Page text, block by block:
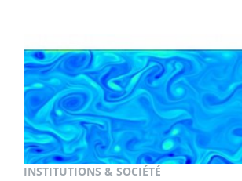
INSTITUTIONS & SOCIÉTÉ